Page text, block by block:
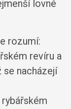
lovné
rozumí:
revíru a
se nacházejí